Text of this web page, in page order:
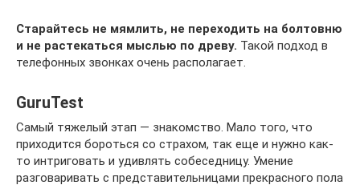
Старайтесь не мямлить, не переходить на болтовню
и не растекаться мыслью по древу. Такой подход в
телефонных звонках очень располагает.
GuruTest
Самый тяжелый этап — знакомство. Мало того, что
приходится бороться со страхом, так еще и нужно как-
то интриговать и удивлять собеседницу. Умение
разговаривать с представительницами прекрасного пола